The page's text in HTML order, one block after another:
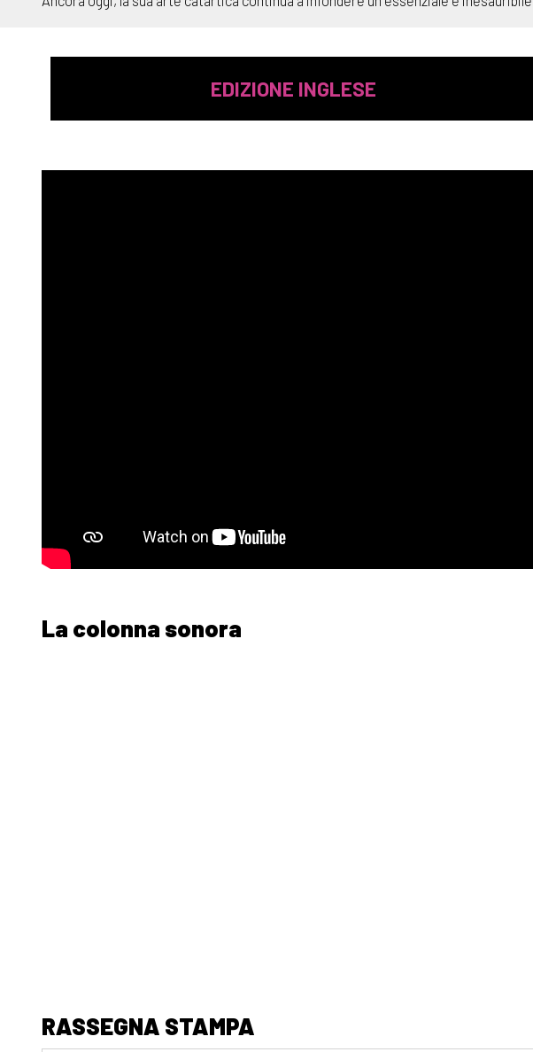
EDIZIONE INGLESE
La colonna sonora
RASSEGNA STAMPA